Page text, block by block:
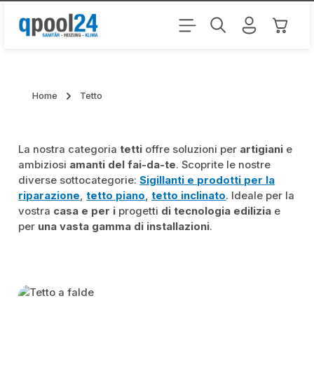
Passa al contenuto principale Il
Home Tetto
La nostra categoria tetti offre soluzioni per artigiani e
ambiziosi amanti del fai-da-te. Scoprite le nostre
diverse sottocategorie:Sigillanti e prodotti per la
riparazione,tetto piano,tetto inclinato. Ideale per la
vostra casa e per i progetti di tecnologia edilizia e
per una vasta gamma di installazioni.
Skip category gallery